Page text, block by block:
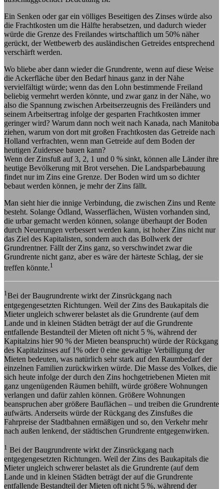
Ein Senken oder gar ein völliges Beseitigen des Zinses würde also
die Frachtkosten um die Hälfte herabsetzen, und dadurch wieder
würde die Grenze des Freilandes wirtschaftlich um 50% näher
gerückt, der Wettbewerb des ausländischen Getreides entsprechend
verschärft werden.
Wo bliebe aber dann wieder die Grundrente, wenn auf diese Weise
die Ackerfläche über den Bedarf hinaus ganz in der Nähe
vervielfältigt würde; wenn das den Lohn bestimmende Freiland
beliebig vermehrt werden könnte, und zwar ganz in der Nähe, wo
also die Spannung zwischen Arbeitserzeugnis des Freiländers und
seinem Arbeitsertrag infolge der gesparten Frachtkosten immer
geringer wird? Warum dann noch weit nach Kanada, nach Manitoba
ziehen, warum von dort mit großen Frachtkosten das Getreide nach
Holland verfrachten, wenn man Getreide auf dem Boden der
heutigen Zuidersee bauen kann?
Wenn der Zinsfuß auf 3, 2, 1 und 0 % sinkt, können alle Länder ihre
heutige Bevölkerung mit Brot versehen. Die Landsparbebauung
findet nur im Zins eine Grenze. Der Boden wird um so dichter
bebaut werden können, je mehr der Zins fällt.
Man sieht hier die innige Verbindung, die zwischen Zins und Rente
besteht. Solange Ödland, Wasserflächen, Wüsten vorhanden sind,
die urbar gemacht werden können, solange überhaupt der Boden
durch Neuerungen verbessert werden kann, ist hoher Zins nicht nur
das Ziel des Kapitalisten, sondern auch das Bollwerk der
Grundrentner. Fällt der Zins ganz, so verschwindet zwar die
Grundrente nicht ganz, aber es wäre der härteste Schlag, der sie
treffen könnte.1
1Bei der Baugrundrente wirkt der Zinsrückgang nach
entgegengesetzten Richtungen. Weil der Zins des Baukapitals die
Mieter ungleich schwerer belastet als die Grundrente (auf dem
Lande und in kleinen Städten beträgt der auf die Grundrente
entfallende Bestandteil der Mieten oft nicht 5 %, während der
Kapitalzins hier 90 % der Mieten beansprucht) würde der Rückgang
des Kapitalzinses auf 1% oder 0 eine gewaltige Verbilligung der
Mieten bedeuten, was natürlich sehr stark auf den Raumbedarf der
einzelnen Familien zurückwirken würde. Die Masse des Volkes, die
sich heute infolge der durch den Zins hochgetriebenen Mieten mit
ganz ungenügenden Räumen behilft, würde größere Wohnungen
verlangen und dafür zahlen können. Größere Wohnungen
beanspruchen aber größere Bauflächen – und treiben die Grundrente
aufwärts. Anderseits würde der Rückgang des Zinsfußes die
Fahrpreise der Stadtbahnen ermäßigen und so, den Verkehr mehr
nach außen lenkend, der städtischen Grundrente entgegenwirken.
1 Bei der Baugrundrente wirkt der Zinsrückgang nach
entgegengesetzten Richtungen. Weil der Zins des Baukapitals die
Mieter ungleich schwerer belastet als die Grundrente (auf dem
Lande und in kleinen Städten beträgt der auf die Grundrente
entfallende Bestandteil der Mieten oft nicht 5 %, während der